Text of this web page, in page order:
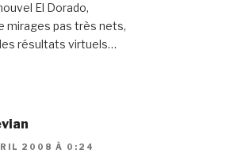
El Dorado,
mirages pas très nets,
résultats virtuels…
2008 À 0:24